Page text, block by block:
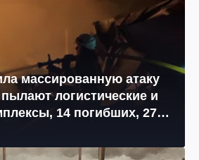
массированную атаку
логистические и
14 погибших, 27
видео)